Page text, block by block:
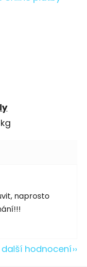
5 z 5 hvězdiček.
naprosto
hodnocení